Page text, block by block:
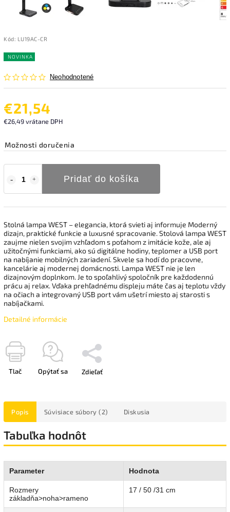
Kód: LU19AC-CR
NOVINKA
Neohodnotené
€21,54
€26,49 vrátane DPH
Možnosti doručenia
Pridať do košíka
Stolná lampa WEST – elegancia, ktorá svieti aj informuje Moderný
dizajn, praktické funkcie a luxusné spracovanie. Stolová lampa WEST
zaujme nielen svojim vzhľadom s poťahom z imitácie kože, ale aj
užitočnými funkciami, ako sú digitálne hodiny, teplomer a USB port
na nabíjanie mobilných zariadení. Skvele sa hodí do pracovne,
kancelárie aj modernej domácnosti. Lampa WEST nie je len
dizajnovým doplnkom. Je to spoľahlivý spoločník pre každodennú
prácu aj relax. Vďaka prehľadnému displeju máte čas aj teplotu vždy
na očiach a integrovaný USB port vám ušetrí miesto aj starosti s
nabíjačkami.
Detailné informácie
Tlač Opýtať sa Zdieľať
Popis Súvisiace súbory (2) Diskusia
Tabuľka hodnôt
Parameter Hodnota
Rozmery
základňa>noha>rameno
17 / 50 /31 cm